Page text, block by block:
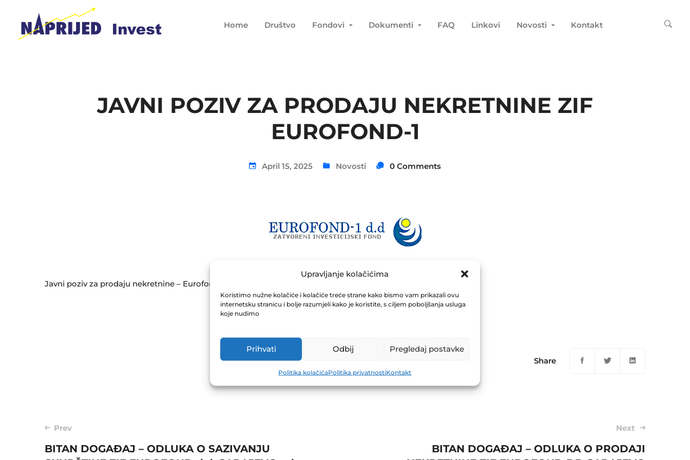
Upravljanje kolačićima
Koristimo nužne kolačiće i kolačiće treće strane kako bismo vam prikazali ovu
internetsku stranicu i bolje razumjeli kako je koristite, s ciljem poboljšanja usluga
koje nudimo
Prihvati Odbij Pregledaj postavke
Politika kolačićaPolitika privatnostiKontakt
Home Društvo Fondovi Dokumenti FAQ Linkovi Novosti Kontakt
JAVNI POZIV ZA PRODAJU NEKRETNINE ZIF
EUROFOND-1
April 15, 2025 Novosti 0 Comments
Javni poziv za prodaju nekretnine – Eurofond 14.04.2025
Share
Post
Prev
BITAN DOGAĐAJ – ODLUKA O SAZIVANJU
Next
BITAN DOGAĐAJ – ODLUKA O PRODAJI